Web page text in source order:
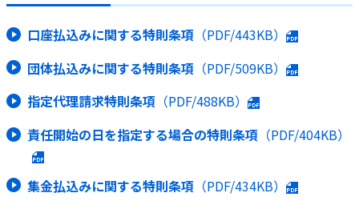
口座払込みに関する特則条項 （PDF/443KB）
団体払込みに関する特則条項 （PDF/509KB）
指定代理請求特則条項 （PDF/488KB）
責任開始の日を指定する場合の特則条項 （PDF/404KB）
集金払込みに関する特則条項 （PDF/434KB）